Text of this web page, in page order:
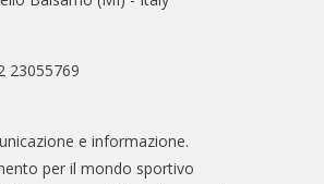
23055769
e informazione.
per il mondo sportivo